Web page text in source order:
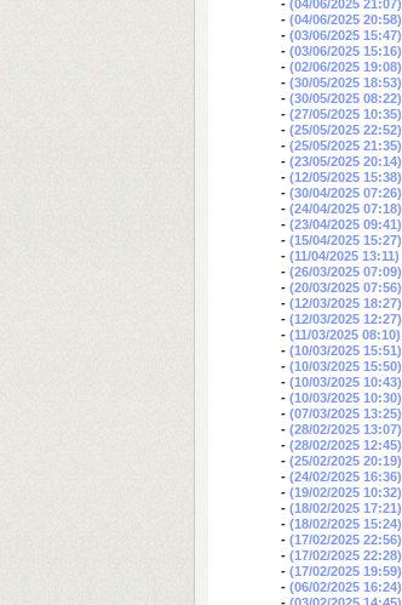
- (04/06/2025 21:07)
- (04/06/2025 20:58)
- (03/06/2025 15:47)
- (03/06/2025 15:16)
- (02/06/2025 19:08)
- (30/05/2025 18:53)
- (30/05/2025 08:22)
- (27/05/2025 10:35)
- (25/05/2025 22:52)
- (25/05/2025 21:35)
- (23/05/2025 20:14)
- (12/05/2025 15:38)
- (30/04/2025 07:26)
- (24/04/2025 07:18)
- (23/04/2025 09:41)
- (15/04/2025 15:27)
- (11/04/2025 13:11)
- (26/03/2025 07:09)
- (20/03/2025 07:56)
- (12/03/2025 18:27)
- (12/03/2025 12:27)
- (11/03/2025 08:10)
- (10/03/2025 15:51)
- (10/03/2025 15:50)
- (10/03/2025 10:43)
- (10/03/2025 10:30)
- (07/03/2025 13:25)
- (28/02/2025 13:07)
- (28/02/2025 12:45)
- (25/02/2025 20:19)
- (24/02/2025 16:36)
- (19/02/2025 10:32)
- (18/02/2025 17:21)
- (18/02/2025 15:24)
- (17/02/2025 22:56)
- (17/02/2025 22:28)
- (17/02/2025 19:59)
- (06/02/2025 16:24)